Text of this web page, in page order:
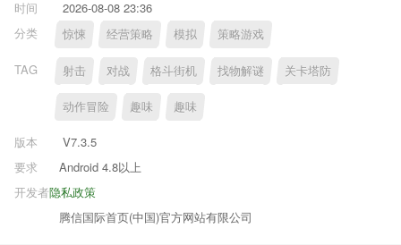
时间
2026-08-08 23:36
分类
惊悚 经营策略 模拟 策略游戏
TAG 射击 对战 格斗街机 找物解谜 关卡塔防
动作冒险 趣味 趣味
版本
V7.3.5
要求
Android 4.8以上
隐私政策
开发者
腾信国际首页(中国)官方网站有限公司